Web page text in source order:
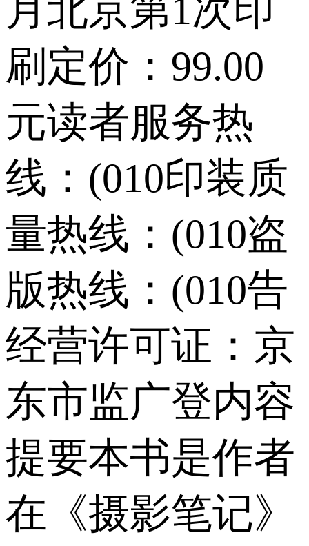
月北京第1次印
刷定价：99.00
元读者服务热
线：(010印装质
量热线：(010盗
版热线：(010告
经营许可证：京
东市监广登内容
提要本书是作者
在《摄影笔记》